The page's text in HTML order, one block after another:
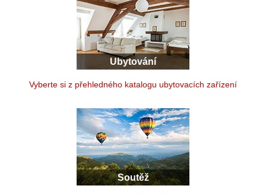
Ubytování
Vyberte si z přehledného katalogu ubytovacích zařízení
Soutěž